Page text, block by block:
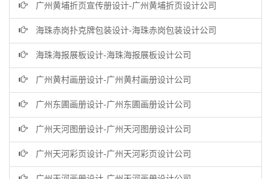
广州黄埔折页宣传册设计-广州黄埔折页设计公司
海珠赤岗扑克牌包装设计-海珠赤岗包装设计公司
海珠海报展板设计-海珠海报展板设计公司
广州黄村画册设计-广州黄村画册设计公司
广州东圃画册设计-广州东圃画册设计公司
广州天河图册设计-广州天河图册设计公司
广州天河彩页设计-广州天河彩页设计公司